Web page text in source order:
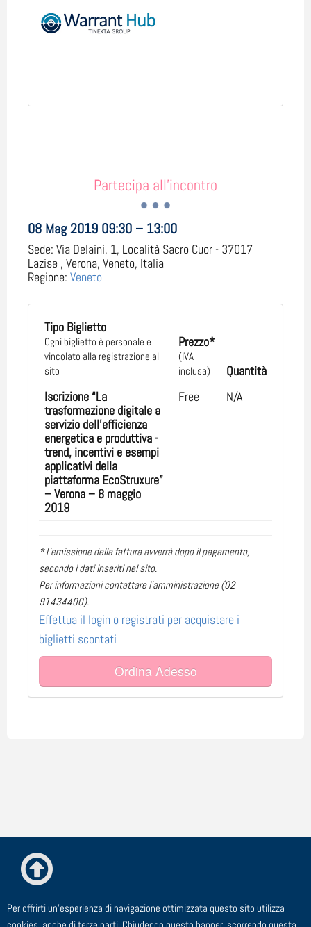
Partecipa all'incontro
08 Mag 2019 09:30 – 13:00
Sede: Via Delaini, 1, Località Sacro Cuor - 37017
Lazise , Verona, Veneto, Italia
Regione: Veneto
Tipo Biglietto
Ogni biglietto è personale e
vincolato alla registrazione al
sito
Prezzo*
(IVA
inclusa)
Quantità
Iscrizione “La
trasformazione digitale a
servizio dell'efficienza
energetica e produttiva -
trend, incentivi e esempi
applicativi della
piattaforma EcoStruxure”
– Verona – 8 maggio
2019
Free N/A
* L'emissione della fattura avverrà dopo il pagamento,
secondo i dati inseriti nel sito.
Per informazioni contattare l'amministrazione (02
91434400).
Effettua il login o registrati per acquistare i
biglietti scontati
Ordina Adesso
Per offrirti un'esperienza di navigazione ottimizzata questo sito utilizza